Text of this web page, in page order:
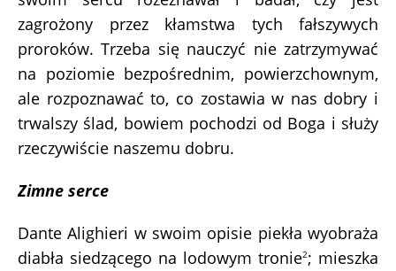
zagrożony przez kłamstwa tych fałszywych
proroków. Trzeba się nauczyć nie zatrzymywać
na poziomie bezpośrednim, powierzchownym,
ale rozpoznawać to, co zostawia w nas dobry i
trwalszy ślad, bowiem pochodzi od Boga i służy
rzeczywiście naszemu dobru.
Zimne serce
Dante Alighieri w swoim opisie piekła wyobraża
diabła siedzącego na lodowym tronie2; mieszka